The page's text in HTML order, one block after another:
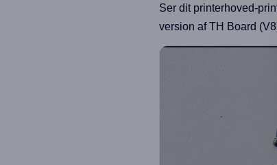
Ser dit printerhoved-
version af TH Board